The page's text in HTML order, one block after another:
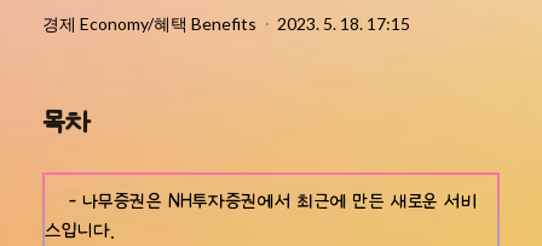
경제 Economy/혜택 Benefits 2023. 5. 18. 17:15
목차
- 나무증권은 NH투자증권에서 최근에 만든 새로운 서비
스입니다.